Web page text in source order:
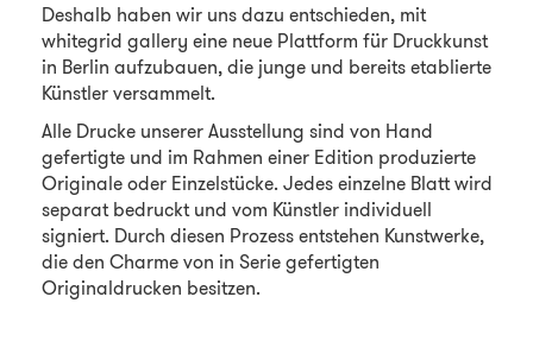
Deshalb haben wir uns dazu entschieden, mit
whitegrid gallery eine neue Plattform für Druckkunst
in Berlin aufzubauen, die junge und bereits etablierte
Künstler versammelt.
Alle Drucke unserer Ausstellung sind von Hand
gefertigte und im Rahmen einer Edition produzierte
Originale oder Einzelstücke. Jedes einzelne Blatt wird
separat bedruckt und vom Künstler individuell
signiert. Durch diesen Prozess entstehen Kunstwerke,
die den Charme von in Serie gefertigten
Originaldrucken besitzen.